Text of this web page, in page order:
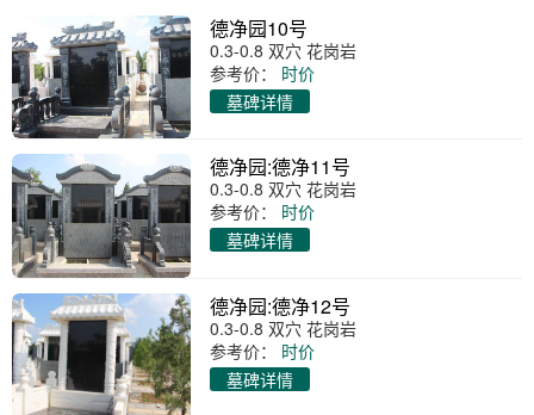
德净园10号
0.3-0.8 双穴 花岗岩
参考价：
时价
墓碑详情
德净园:德净11号
0.3-0.8 双穴 花岗岩
参考价：
时价
墓碑详情
德净园:德净12号
0.3-0.8 双穴 花岗岩
参考价：
时价
墓碑详情